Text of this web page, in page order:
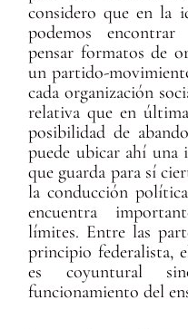
considero que en la
podemos
pensar formatos de
un partido-
cada organización
relativa que en
posibilidad de
puede ubicar ahí una
que guarda para sí
la conducción
encuentra
límites. Entre las
principio federalista,
es coyuntural
funcionamiento del